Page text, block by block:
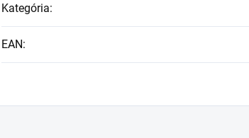
Kategória:
EAN: